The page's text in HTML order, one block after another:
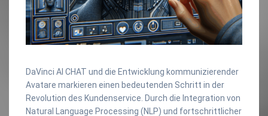
DaVinci AI CHAT und die Entwicklung kommunizierender
Avatare markieren einen bedeutenden Schritt in der
Revolution des Kundenservice. Durch die Integration von
Natural Language Processing (NLP) und fortschrittlicher